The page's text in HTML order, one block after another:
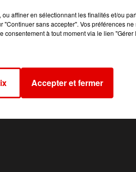
affiner en sélectionnant les finalités et/ou
sans accepter". Vos préférences
consentement à tout moment via le lien
Accepter et fermer